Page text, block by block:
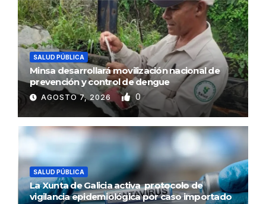
SALUD PÚBLICA
Minsa desarrollará movilización nacional de
prevención y control de dengue
AGOSTO 7, 2026 0
SALUD PÚBLICA
La Xunta de Galicia activa protocolo de
vigilancia epidemiológica por caso importado